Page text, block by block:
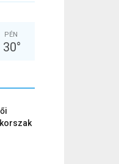
PÉN
30°